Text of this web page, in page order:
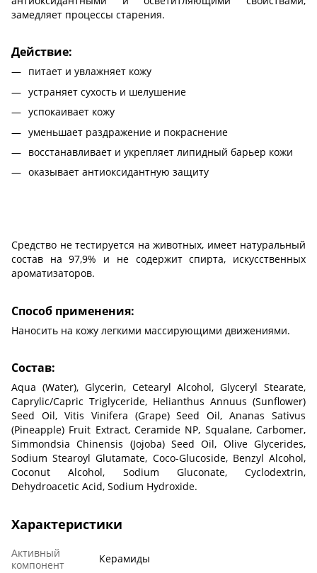
замедляет процессы старения.
Действие:
питает и увлажняет кожу
устраняет сухость и шелушение
успокаивает кожу
уменьшает раздражение и покраснение
восстанавливает и укрепляет липидный барьер кожи
оказывает антиоксидантную защиту
Средство не тестируется на животных, имеет натуральный
состав на 97,9% и не содержит спирта, искусственных
ароматизаторов.
Способ применения:
Наносить на кожу легкими массирующими движениями.
Состав:
Aqua (Water), Glycerin, Cetearyl Alcohol, Glyceryl Stearate,
Caprylic/Capric Triglyceride, Helianthus Annuus (Sunflower)
Seed Oil, Vitis Vinifera (Grape) Seed Oil, Ananas Sativus
(Pineapple) Fruit Extract, Ceramide NP, Squalane, Carbomer,
Simmondsia Chinensis (Jojoba) Seed Oil, Olive Glycerides,
Sodium Stearoyl Glutamate, Coco-Glucoside, Benzyl Alcohol,
Coconut Alcohol, Sodium Gluconate, Cyclodextrin,
Dehydroacetic Acid, Sodium Hydroxide.
Характеристики
Активный
компонент
Керамиды